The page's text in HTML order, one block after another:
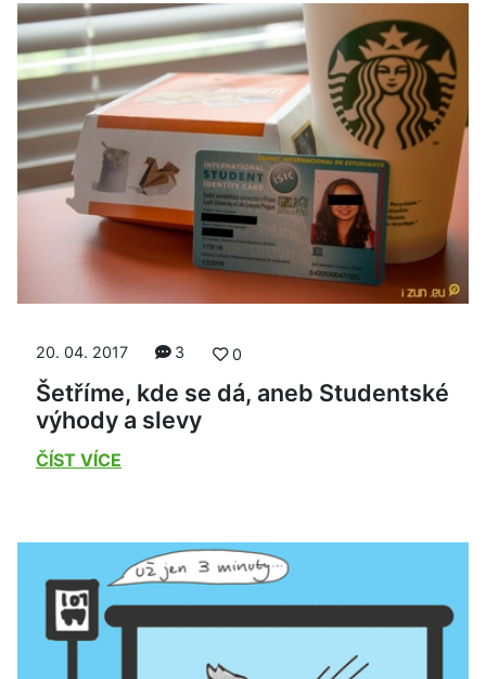
20. 04. 2017 3 0
Šetříme, kde se dá, aneb Studentské
výhody a slevy
ČÍST VÍCE